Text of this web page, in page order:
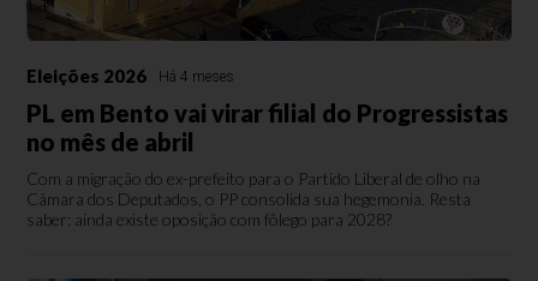
Eleições 2026 Há 4 meses
PL em Bento vai virar filial do Progressistas
no mês de abril
Com a migração do ex-prefeito para o Partido Liberal de olho na
Câmara dos Deputados, o PP consolida sua hegemonia. Resta
saber: ainda existe oposição com fôlego para 2028?